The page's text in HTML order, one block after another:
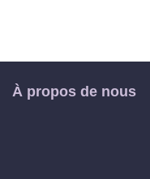
À propos de nous